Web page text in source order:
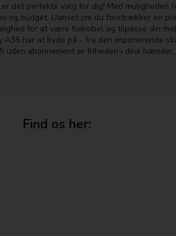
det perfekte valg for dig! Med
og budget. Uanset om du foretrækker en
for at være fleksibel og tilpasse din
har at byde på - fra den imponerende
abonnement er friheden i dine hænder,
Find os her: